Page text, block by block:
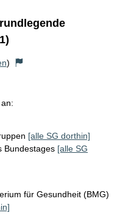
)
[alle SG dorthin]
Bundestages [alle SG
für Gesundheit (BMG)